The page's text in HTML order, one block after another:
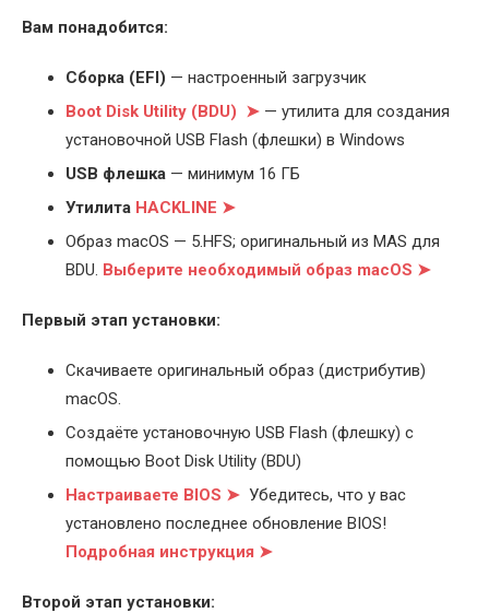
Вам понадобится:
Cборка (EFI) — настроенный загрузчик
Boot Disk Utility (BDU) ➤ — утилита для создания
установочной USB Flash (флешки) в Windows
USB флешка — минимум 16 ГБ
Утилита HACKLINE ➤
Образ macOS — 5.HFS; оригинальный из MAS для
BDU. Выберите необходимый образ macOS ➤
Первый этап установки:
Скачиваете оригинальный образ (дистрибутив)
macOS.
Создаёте установочную USB Flash (флешку) с
помощью Boot Disk Utility (BDU)
Настраиваете BIOS ➤ Убедитесь, что у вас
установлено последнее обновление BIOS!
Подробная инструкция ➤
Второй этап установки: